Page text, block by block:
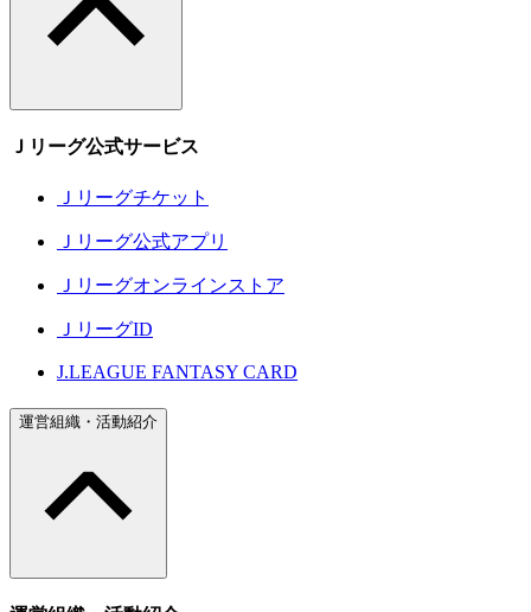
Ｊリーグ公式サービス
Ｊリーグチケット
Ｊリーグ公式アプリ
Ｊリーグオンラインストア
ＪリーグID
J.LEAGUE FANTASY CARD
運営組織・活動紹介